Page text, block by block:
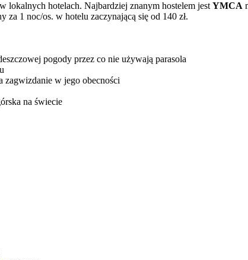
lokalnych hotelach. Najbardziej znanym hostelem jest YMCA
1 noc/os. w hotelu zaczynającą się od 140 zł.
pogody przez co nie używają parasola
zagwizdanie w jego obecności
na świecie